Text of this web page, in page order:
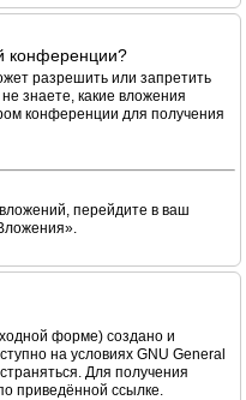
конференции?
разрешить или запретить
знаете, какие вложения
конференции для получения
перейдите в ваш
форме) создано и
на условиях GNU General
Для получения
приведённой ссылке.